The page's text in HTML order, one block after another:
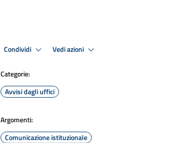
Condividi Vedi azioni
Categorie:
Avvisi dagli uffici
Argomenti:
Comunicazione istituzionale